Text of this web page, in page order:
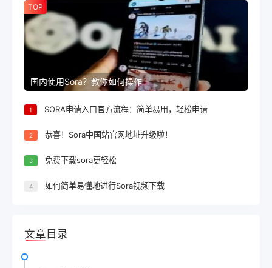
TOP
国内使用Sora？教你如何操作
1 SORA申请入口官方流程：简单易用，轻松申请
2 恭喜！Sora中国站官网地址升级啦！
3 免费下载sora更轻松
4 如何简单易懂地进行Sora视频下载
文章目录